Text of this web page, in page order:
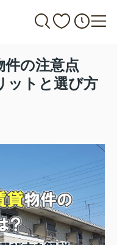
件の注意点
ットと選び方